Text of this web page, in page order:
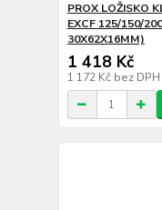
PROX LOŽISKO
EXCF 125/150/
30X62X16MM)
1 418 Kč
1 172 Kč bez DPH